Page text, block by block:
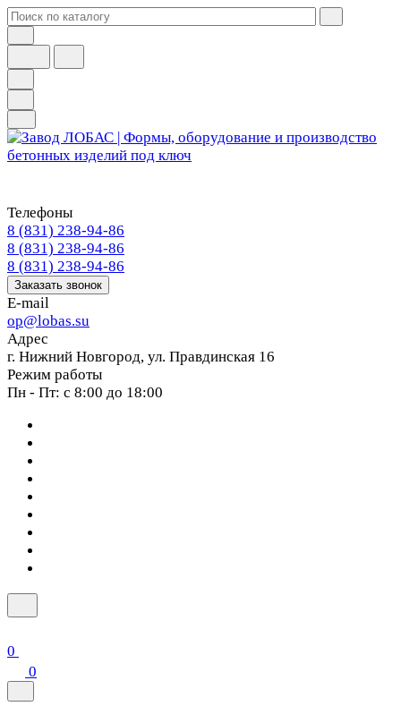
Телефоны
8 (831) 238-94-86
8 (831) 238-94-86
8 (831) 238-94-86
Заказать звонок
E-mail
op@lobas.su
Адрес
г. Нижний Новгород, ул. Правдинская 16
Режим работы
Пн - Пт: с 8:00 до 18:00
0
0